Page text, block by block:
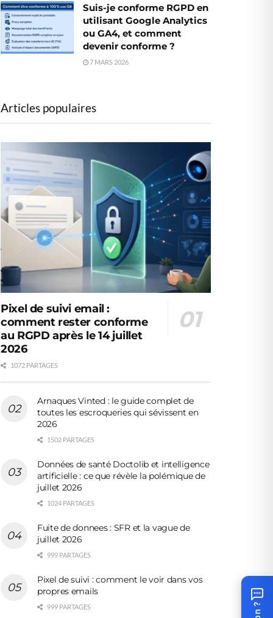
Suis-je conforme RGPD en
utilisant Google Analytics
ou GA4, et comment
devenir conforme ?
7 MARS 2026
Articles populaires
Pixel de suivi email :
comment rester conforme
au RGPD après le 14 juillet
2026
1072 PARTAGES
Arnaques Vinted : le guide complet de
toutes les escroqueries qui sévissent en
2026
1502 PARTAGES
Données de santé Doctolib et intelligence
artificielle : ce que révèle la polémique de
juillet 2026
1024 PARTAGES
Fuite de donnees : SFR et la vague de
juillet 2026
999 PARTAGES
Pixel de suivi : comment le voir dans vos
propres emails
999 PARTAGES